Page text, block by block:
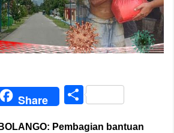
Share Share
Pembagian bantuan